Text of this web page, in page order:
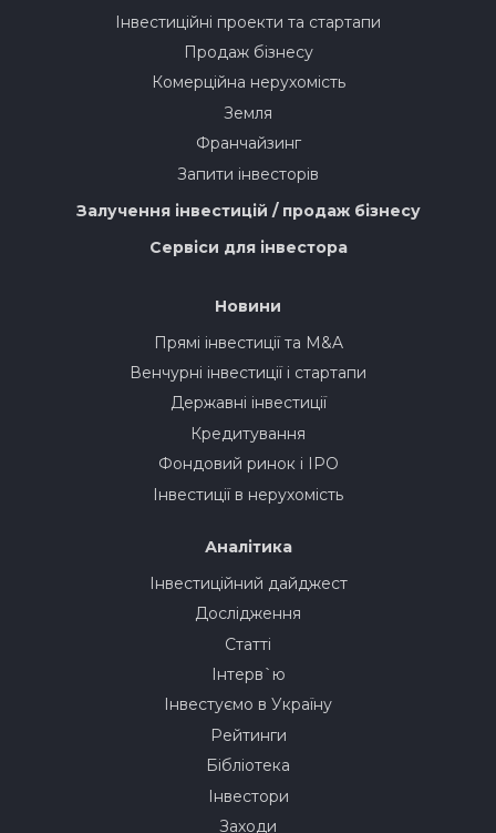
Інвестиційні проекти та стартапи
Продаж бізнесу
Комерційна нерухомість
Земля
Франчайзинг
Запити інвесторів
Залучення інвестицій / продаж бізнесу
Сервіси для інвестора
Новини
Прямі інвестиції та M&A
Венчурні інвестиції і стартапи
Державні інвестиції
Кредитування
Фондовий ринок і IPO
Інвестиції в нерухомість
Аналітика
Інвестиційний дайджест
Дослідження
Статті
Інтерв`ю
Інвестуємо в Україну
Рейтинги
Бібліотека
Інвестори
Заходи